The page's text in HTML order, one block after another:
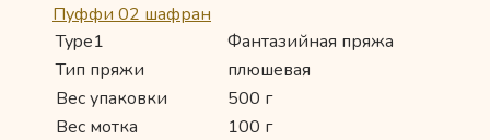
Пуффи 02 шафран
Type1
Фантазийная пряжа
Тип пряжи
плюшевая
Вес упаковки
500 г
Вес мотка
100 г